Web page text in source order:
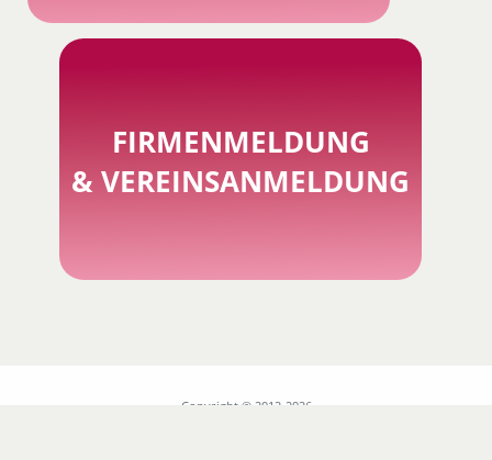
FIRMENMELDUNG
& VEREINSANMELDUNG
Copyright © 2012-2026